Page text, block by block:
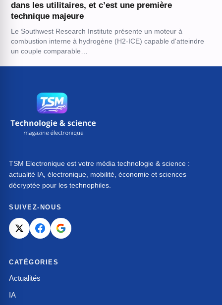
dans les utilitaires, et c’est une première
technique majeure
Le Southwest Research Institute présente un moteur à
combustion interne à hydrogène (H2-ICE) capable d'atteindre
un couple comparable…
TSM Electronique est votre média technologie & science :
actualité IA, électronique, mobilité, économie et sciences
décryptée pour les technophiles.
SUIVEZ-NOUS
CATÉGORIES
Actualités
IA